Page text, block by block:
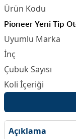
Pioneer Yeni Tip
Açıklama